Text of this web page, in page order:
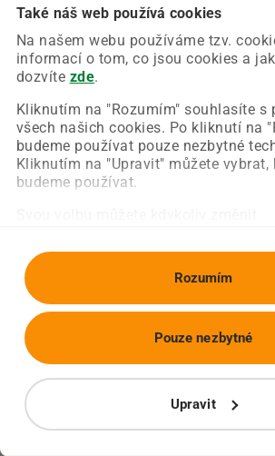
Také náš web používá cookies
Na našem webu používáme tzv.
informací o tom, co jsou cookies a
dozvíte zde.
Kliknutím na "Rozumím" souhlasíte s
všech našich cookies. Po kliknutí na
budeme používat pouze nezbytné
Kliknutím na "Upravit" můžete vybrat,
budeme používat.
Rozumím
Upravit
Pouze nezbytné
Chyba nastala na naší straně a už
Zkuste prosím znovu načíst
Obnovit stránku